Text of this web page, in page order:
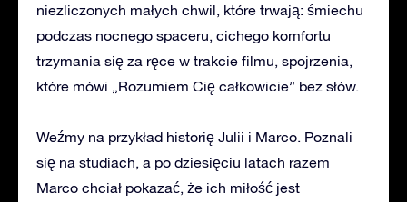
niezliczonych małych chwil, które trwają: śmiechu
podczas nocnego spaceru, cichego komfortu
trzymania się za ręce w trakcie filmu, spojrzenia,
które mówi „Rozumiem Cię całkowicie” bez słów.
Weźmy na przykład historię Julii i Marco. Poznali
się na studiach, a po dziesięciu latach razem
Marco chciał pokazać, że ich miłość jest